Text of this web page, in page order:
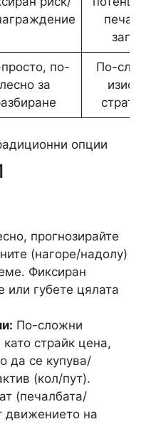
загуби
по-
лесно за
По-
опции
прогнозирайте
(нагоре/надолу)
Фиксиран
или губете цялата
По-сложни
страйк цена,
да се купува/
(кол/пут).
(печалбата/
движението на